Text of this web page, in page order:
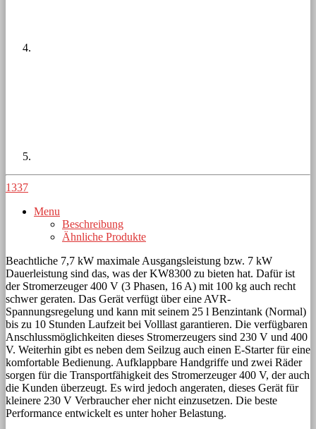
1337
Menu
Beschreibung
Ähnliche Produkte
Beachtliche 7,7 kW maximale Ausgangsleistung bzw. 7 kW
Dauerleistung sind das, was der KW8300 zu bieten hat. Dafür ist
der Stromerzeuger 400 V (3 Phasen, 16 A) mit 100 kg auch recht
schwer geraten. Das Gerät verfügt über eine AVR-
Spannungsregelung und kann mit seinem 25 l Benzintank (Normal)
bis zu 10 Stunden Laufzeit bei Volllast garantieren. Die verfügbaren
Anschlussmöglichkeiten dieses Stromerzeugers sind 230 V und 400
V. Weiterhin gibt es neben dem Seilzug auch einen E-Starter für eine
komfortable Bedienung. Aufklappbare Handgriffe und zwei Räder
sorgen für die Transportfähigkeit des Stromerzeuger 400 V, der auch
die Kunden überzeugt. Es wird jedoch angeraten, dieses Gerät für
kleinere 230 V Verbraucher eher nicht einzusetzen. Die beste
Performance entwickelt es unter hoher Belastung.